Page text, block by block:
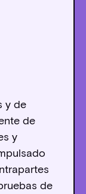
y de
de
y
de